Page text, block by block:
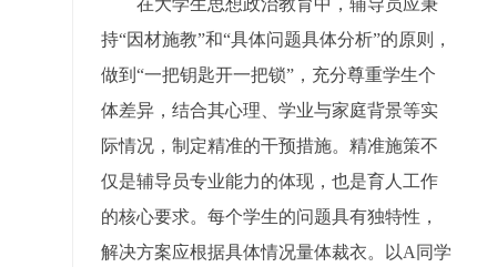
在大学生思想政治教育中，辅导员应秉
持“因材施教”和“具体问题具体分析”的原则，
做到“一把钥匙开一把锁”，充分尊重学生个
体差异，结合其心理、学业与家庭背景等实
际情况，制定精准的干预措施。精准施策不
仅是辅导员专业能力的体现，也是育人工作
的核心要求。每个学生的问题具有独特性，
解决方案应根据具体情况量体裁衣。以A同学